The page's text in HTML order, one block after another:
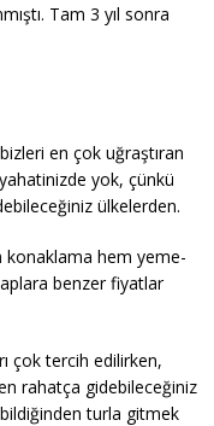
Tam 3 yıl sonra
en çok uğraştıran
yok, çünkü
ülkelerden.
konaklama hem yeme-
benzer fiyatlar
çok tercih edilirken,
rahatça gidebileceğiniz
turla gitmek